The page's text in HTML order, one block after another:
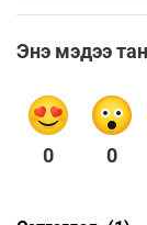
Энэ мэдээ
0 0